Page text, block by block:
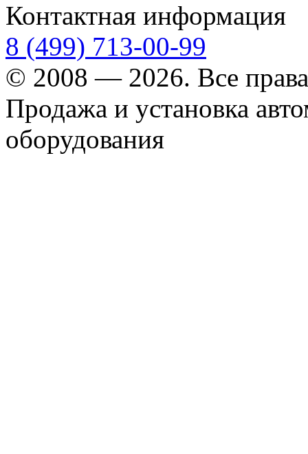
Контактная информация
8 (499) 713-00-99
© 2008 — 2026. Все
Продажа и установка
оборудования